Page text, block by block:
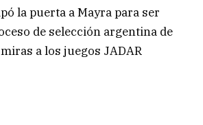
la puerta a Mayra para ser
de selección argentina de
a los juegos JADAR